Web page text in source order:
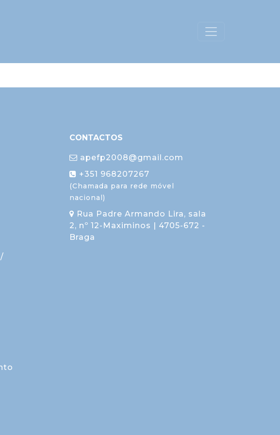
CONTACTOS
apefp2008@gmail.com
+351 968207267
(Chamada para rede móvel
nacional)
Rua Padre Armando Lira, sala
2, nº 12-Maximinos | 4705-672 -
Braga